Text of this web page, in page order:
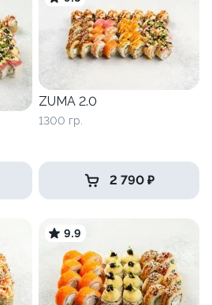
ZUMA 2.0
1300 гр.
2 790 ₽
9.9